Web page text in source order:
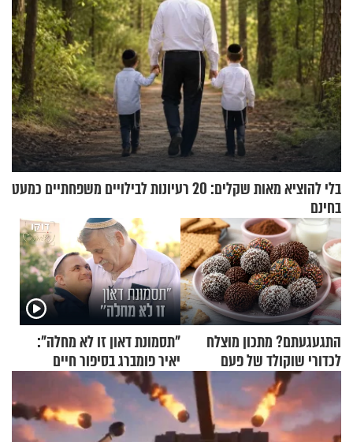
בלי להוציא מאות שקלים: 20 רעיונות לבילויים משפחתיים כמעט
בחינם
התגעגעתם? מתכון מוצלח
לכדורי שוקולד של פעם
"תסמונת דאון זו לא מחלה":
יאיר פומברג בסיפור חיים
מעורר השראה